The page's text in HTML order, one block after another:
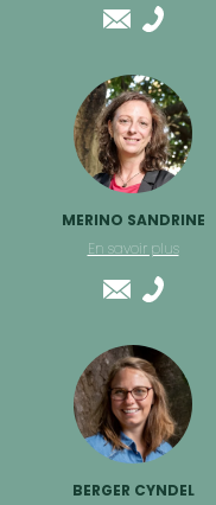
MERINO SANDRINE
En savoir plus
BERGER CYNDEL